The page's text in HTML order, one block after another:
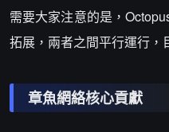
需要大家注意的是，
拓展，兩者之間平行運行，
章魚網絡核心貢獻